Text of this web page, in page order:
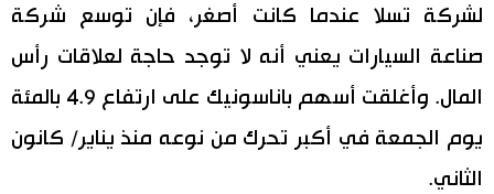
لشركة تسلا عندما كانت أصغر، فإن توسع شركة
صناعة السيارات يعني أنه لا توجد حاجة لعلاقات رأس
المال. وأغلقت أسهم باناسونيك على ارتفاع 4.9 بالمئة
يوم الجمعة في أكبر تحرك من نوعه منذ يناير/ كانون
الثاني.